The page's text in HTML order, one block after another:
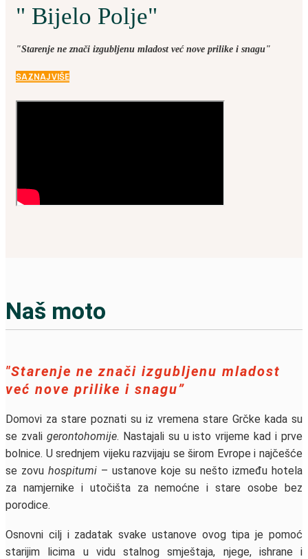
" Bijelo Polje"
"Starenje ne znači izgubljenu mladost već nove prilike i snagu"
SAZNAJ VIŠE
Naš moto
"Starenje ne znači izgubljenu mladost
već nove prilike i snagu”
Domovi za stare poznati su iz vremena stare Grčke kada su
se zvali gerontohomije. Nastajali su u isto vrijeme kad i prve
bolnice. U srednjem vijeku razvijaju se širom Evrope i najčešće
se zovu hospitumi – ustanove koje su nešto između hotela
za namjernike i utočišta za nemoćne i stare osobe bez
porodice.
Osnovni cilj i zadatak svake ustanove ovog tipa je pomoć
starijim licima u vidu stalnog smještaja, njege, ishrane i